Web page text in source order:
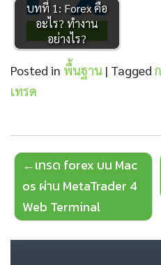
บทที่ 1: Forex คือ
อะไร? ทำงาน
อย่างไร?
Posted in พื้นฐาน | Tagged
เทรด
Post
navigation
เทรด forex บน Mac
os ผ่าน MetaTrader 4
Web Terminal